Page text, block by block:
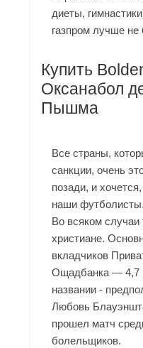
диеты,
газпром лучше
Купить
Оксанабол
Пышма
Все страны,
санкции, очень
позади, и
наши футболисты.
Во всяком случаи
христиане.
вкладчиков
Ощадбанка — 4,7
названии -
Любовь
прошел матч
болельщиков.